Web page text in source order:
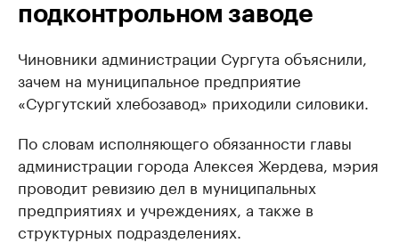
подконтрольном заводе
Чиновники администрации Сургута объяснили,
зачем на муниципальное предприятие
«Сургутский хлебозавод» приходили силовики.
По словам исполняющего обязанности главы
администрации города Алексея Жердева, мэрия
проводит ревизию дел в муниципальных
предприятиях и учреждениях, а также в
структурных подразделениях.